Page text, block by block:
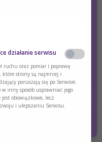
4 krótkich tematycznych
decyduje
kwalifikacje z
pielęgniarstwa,
Nie
działanie serwisu
ruchu oraz pomiar i poprawę
które strony są najmniej i
poruszają się po Serwisie.
inny sposób usprawniać jego
obowiązkowe, lecz
i ulepszaniu Serwisu.